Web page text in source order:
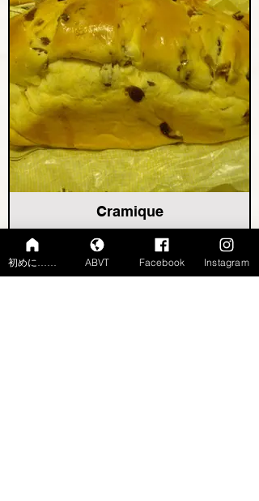
Cramique
Ville précédente Ville suivante
初めに…… ABVT Facebook Instagram